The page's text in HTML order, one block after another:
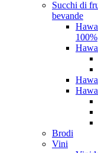
Succhi di
bevande
100%
Brodi
Vini